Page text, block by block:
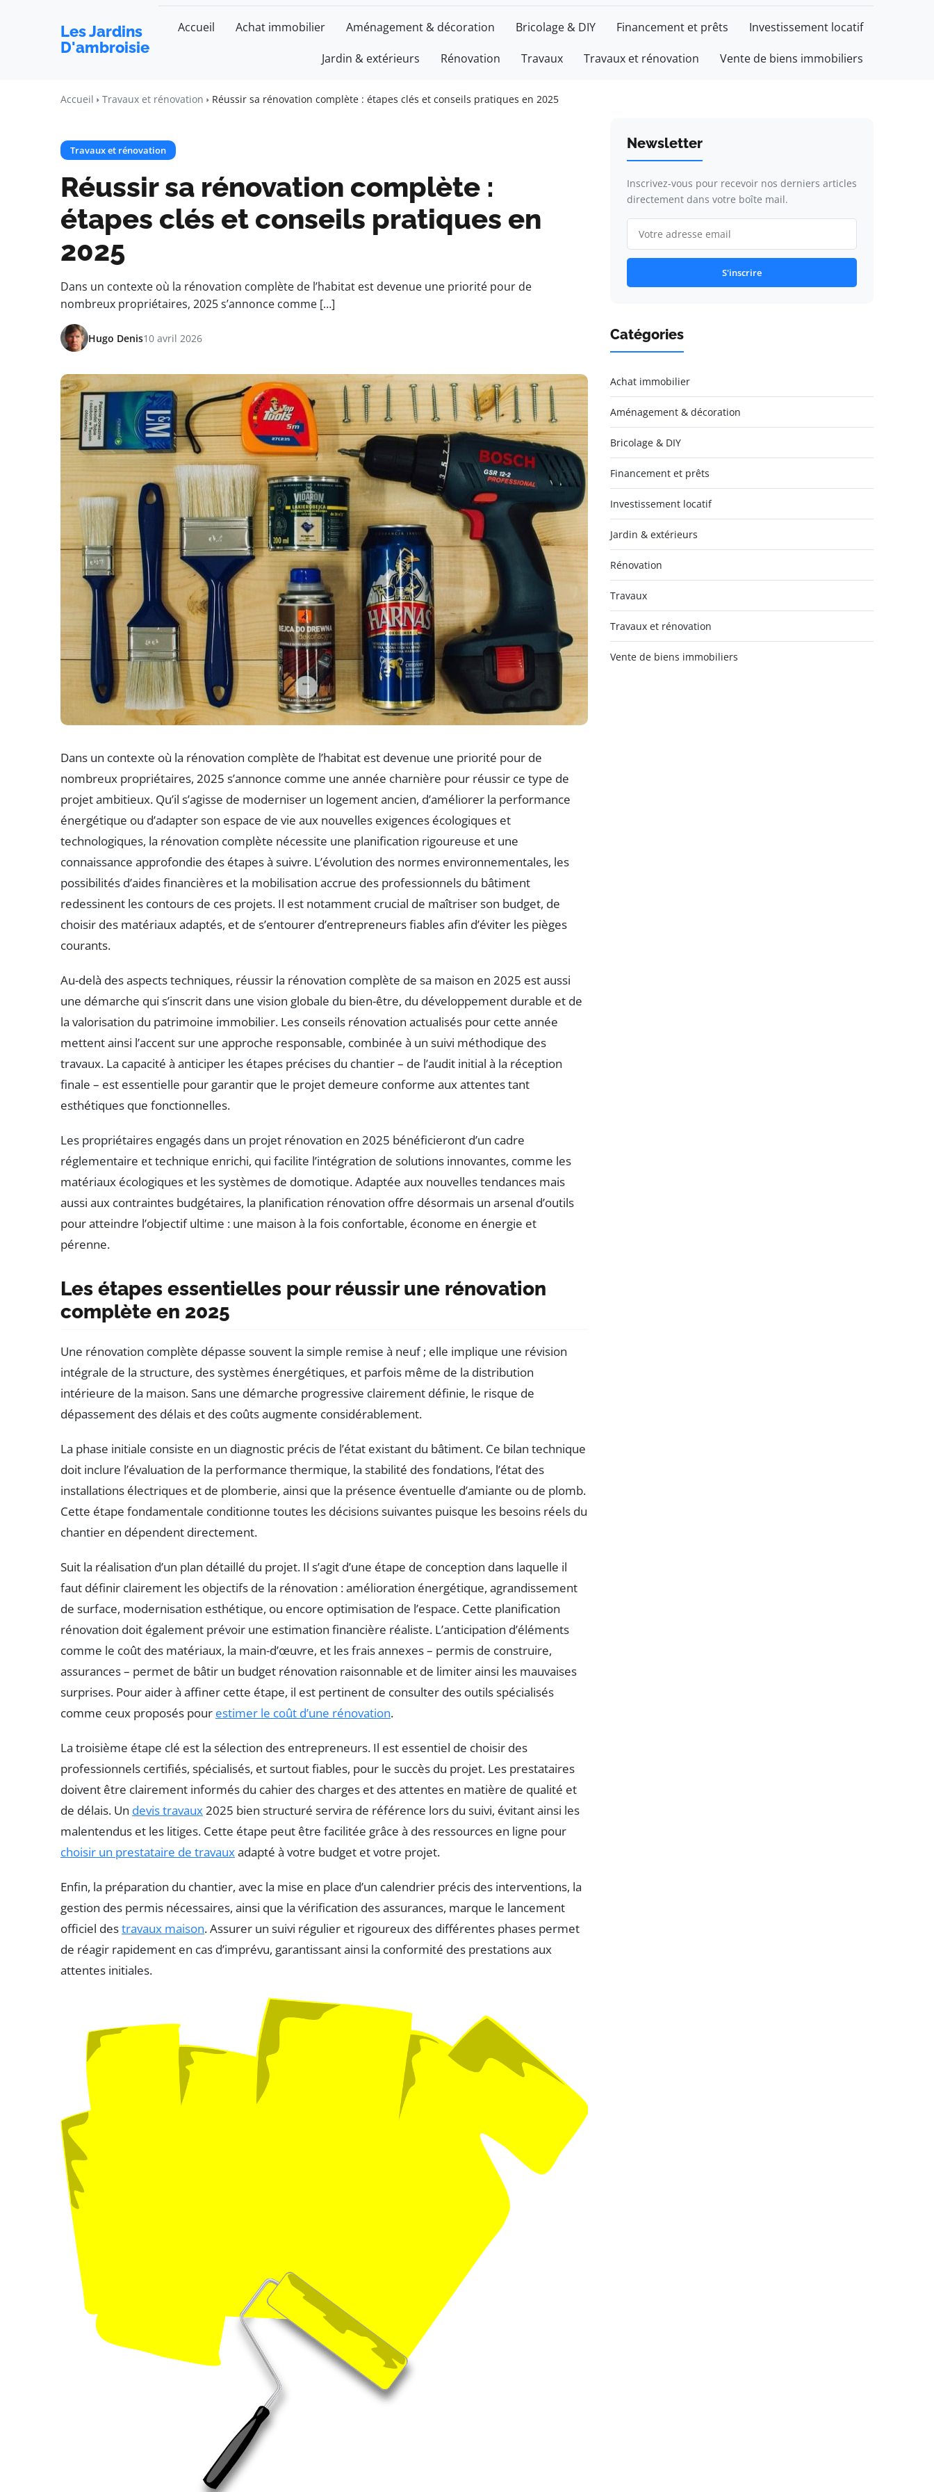
Les Jardins
D'ambroisie
Accueil Achat immobilier Aménagement & décoration Bricolage & DIY Financement et prêts Investissement locatif
Jardin & extérieurs Rénovation Travaux Travaux et rénovation Vente de biens immobiliers
Accueil Travaux et rénovation Réussir sa rénovation complète : étapes clés et conseils pratiques en 2025
Travaux et rénovation
Réussir sa rénovation complète :
étapes clés et conseils pratiques en
2025
Dans un contexte où la rénovation complète de l’habitat est devenue une priorité pour de
nombreux propriétaires, 2025 s’annonce comme […]
Hugo Denis10 avril 2026
Dans un contexte où la rénovation complète de l’habitat est devenue une priorité pour de
nombreux propriétaires, 2025 s’annonce comme une année charnière pour réussir ce type de
projet ambitieux. Qu’il s’agisse de moderniser un logement ancien, d’améliorer la performance
énergétique ou d’adapter son espace de vie aux nouvelles exigences écologiques et
technologiques, la rénovation complète nécessite une planification rigoureuse et une
connaissance approfondie des étapes à suivre. L’évolution des normes environnementales, les
possibilités d’aides financières et la mobilisation accrue des professionnels du bâtiment
redessinent les contours de ces projets. Il est notamment crucial de maîtriser son budget, de
choisir des matériaux adaptés, et de s’entourer d’entrepreneurs fiables afin d’éviter les pièges
courants.
Au-delà des aspects techniques, réussir la rénovation complète de sa maison en 2025 est aussi
une démarche qui s’inscrit dans une vision globale du bien-être, du développement durable et de
la valorisation du patrimoine immobilier. Les conseils rénovation actualisés pour cette année
mettent ainsi l’accent sur une approche responsable, combinée à un suivi méthodique des
travaux. La capacité à anticiper les étapes précises du chantier – de l’audit initial à la réception
finale – est essentielle pour garantir que le projet demeure conforme aux attentes tant
esthétiques que fonctionnelles.
Les propriétaires engagés dans un projet rénovation en 2025 bénéficieront d’un cadre
réglementaire et technique enrichi, qui facilite l’intégration de solutions innovantes, comme les
matériaux écologiques et les systèmes de domotique. Adaptée aux nouvelles tendances mais
aussi aux contraintes budgétaires, la planification rénovation offre désormais un arsenal d’outils
pour atteindre l’objectif ultime : une maison à la fois confortable, économe en énergie et
pérenne.
Les étapes essentielles pour réussir une rénovation
complète en 2025
Une rénovation complète dépasse souvent la simple remise à neuf ; elle implique une révision
intégrale de la structure, des systèmes énergétiques, et parfois même de la distribution
intérieure de la maison. Sans une démarche progressive clairement définie, le risque de
dépassement des délais et des coûts augmente considérablement.
La phase initiale consiste en un diagnostic précis de l’état existant du bâtiment. Ce bilan technique
doit inclure l’évaluation de la performance thermique, la stabilité des fondations, l’état des
installations électriques et de plomberie, ainsi que la présence éventuelle d’amiante ou de plomb.
Cette étape fondamentale conditionne toutes les décisions suivantes puisque les besoins réels du
chantier en dépendent directement.
Suit la réalisation d’un plan détaillé du projet. Il s’agit d’une étape de conception dans laquelle il
faut définir clairement les objectifs de la rénovation : amélioration énergétique, agrandissement
de surface, modernisation esthétique, ou encore optimisation de l’espace. Cette planification
rénovation doit également prévoir une estimation financière réaliste. L’anticipation d’éléments
comme le coût des matériaux, la main-d’œuvre, et les frais annexes – permis de construire,
assurances – permet de bâtir un budget rénovation raisonnable et de limiter ainsi les mauvaises
surprises. Pour aider à affiner cette étape, il est pertinent de consulter des outils spécialisés
comme ceux proposés pour estimer le coût d’une rénovation.
La troisième étape clé est la sélection des entrepreneurs. Il est essentiel de choisir des
professionnels certifiés, spécialisés, et surtout fiables, pour le succès du projet. Les prestataires
doivent être clairement informés du cahier des charges et des attentes en matière de qualité et
de délais. Un devis travaux2025 bien structuré servira de référence lors du suivi, évitant ainsi les
malentendus et les litiges. Cette étape peut être facilitée grâce à des ressources en ligne pour
choisir un prestataire de travauxadapté à votre budget et votre projet.
Enfin, la préparation du chantier, avec la mise en place d’un calendrier précis des interventions, la
gestion des permis nécessaires, ainsi que la vérification des assurances, marque le lancement
officiel destravaux maison. Assurer un suivi régulier et rigoureux des différentes phases permet
de réagir rapidement en cas d’imprévu, garantissant ainsi la conformité des prestations aux
attentes initiales.
Newsletter
Inscrivez-vous pour recevoir nos derniers articles
directement dans votre boîte mail.
S'inscrire
Catégories
Achat immobilier
Aménagement & décoration
Bricolage & DIY
Financement et prêts
Investissement locatif
Jardin & extérieurs
Rénovation
Travaux
Travaux et rénovation
Vente de biens immobiliers